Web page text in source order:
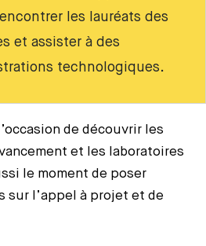
les lauréats des
et assister à des
technologiques.
de découvrir les
et les laboratoires
le moment de poser
sur l’appel à projet et de